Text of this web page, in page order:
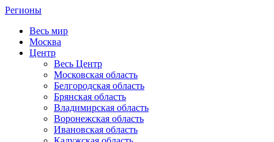
Регионы
Весь мир
Москва
Центр
Весь Центр
Московская область
Белгородская область
Брянская область
Владимирская область
Воронежская область
Ивановская область